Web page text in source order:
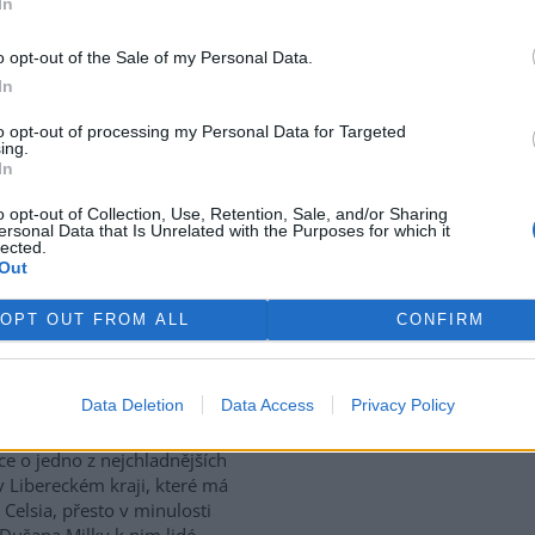
opt-out of the Sale of my Personal Data.
opt-out of processing my Personal Data for Targeted
opt-out of Collection, Use, Retention, Sale, and/or Sharing
Data that Is Unrelated with the Purposes for which it
OPT OUT FROM ALL CONFIRM
Data Deletion Data Access Privacy Policy
7
přístav v rumunském
je opuštěný. Až na několik
v řasách. Hladina
tak nízko, že plavidla už
vplouvat ani z něj
za tropických teplot
zažívají za současných
o jedno z nejchladnějších
Libereckém kraji, které má
přesto v minulosti